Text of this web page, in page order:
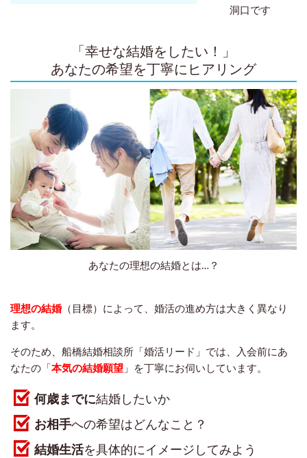
洞口です
「幸せな結婚をしたい！」
あなたの希望を丁寧にヒアリング
あなたの理想の結婚とは…？
理想の結婚（目標）によって、婚活の進め方は大きく異なり
ます。
そのため、船橋結婚相談所「婚活リード」では、入会前にあ
なたの「本気の結婚願望 」を丁寧にお伺いしています。
何歳までに結婚したいか
お相手への希望はどんなこと？
結婚生活を具体的にイメージしてみよう